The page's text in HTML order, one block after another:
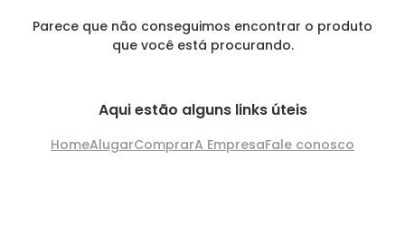
Parece que não conseguimos encontrar o produto
que você está procurando.
Aqui estão alguns links úteis
HomeAlugarComprarA EmpresaFale conosco